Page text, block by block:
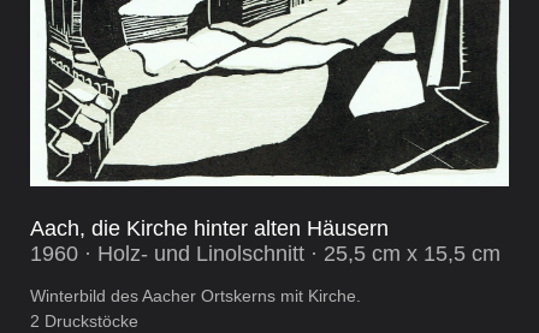
Aach, die Kirche hinter alten Häusern
1960 · Holz- und Linolschnitt · 25,5 cm x 15,5 cm
Winterbild des Aacher Ortskerns mit Kirche.
2 Druckstöcke